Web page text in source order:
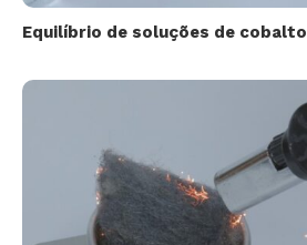
Equilíbrio de soluções de cobalto